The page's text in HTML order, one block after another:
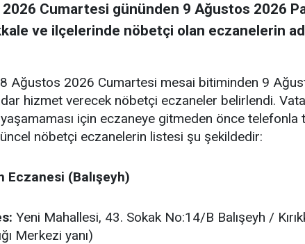
Cumartesi gününden 9 Ağustos 2026
ve ilçelerinde nöbetçi olan eczanelerin
8 Ağustos 2026 Cumartesi mesai bitiminden 9
hizmet verecek nöbetçi eczaneler belirlendi.
için eczaneye gitmeden önce telefonla
nöbetçi eczanelerin listesi şu şekildedir:
Eczanesi (Balışeyh)
Yeni Mahallesi, 43. Sokak No:14/B Balışeyh /
Merkezi yanı)